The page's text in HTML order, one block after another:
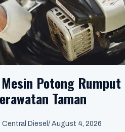
Potong
Taman
Diesel / August 4, 2026